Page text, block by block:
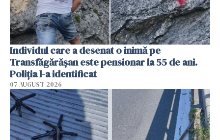
Individul care a desenat o inimă pe
Transfăgărășan este pensionar la 55 de ani.
Poliția l-a identificat
07 AUGUST 2026